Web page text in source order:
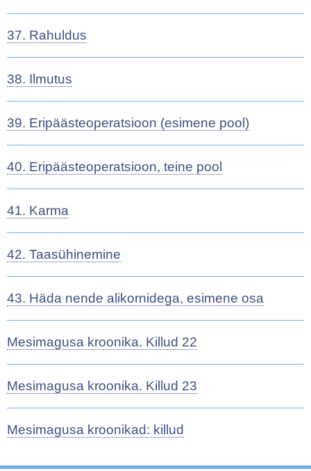
37. Rahuldus
38. Ilmutus
39. Eripäästeoperatsioon (esimene pool)
40. Eripäästeoperatsioon, teine pool
41. Karma
42. Taasühinemine
43. Häda nende alikornidega, esimene osa
Mesimagusa kroonika. Killud 22
Mesimagusa kroonika. Killud 23
Mesimagusa kroonikad: killud